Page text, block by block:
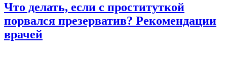
Что делать, если с проституткой
порвался презерватив? Рекомендации
врачей